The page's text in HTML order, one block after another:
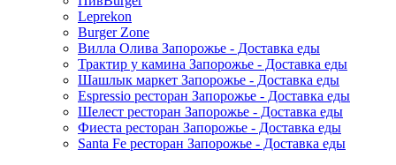
Leprekon
Burger Zone
Вилла Олива Запорожье - Доставка еды
Трактир у камина Запорожье - Доставка еды
Шашлык маркет Запорожье - Доставка еды
Espressio ресторан Запорожье - Доставка еды
Шелест ресторан Запорожье - Доставка еды
Фиеста ресторан Запорожье - Доставка еды
Santa Fe ресторан Запорожье - Доставка еды